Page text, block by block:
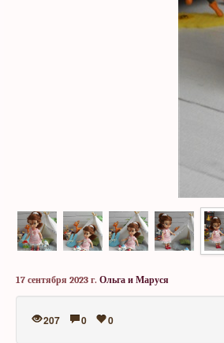
17 сентября 2023 г. Ольга и Маруся
207 0 0